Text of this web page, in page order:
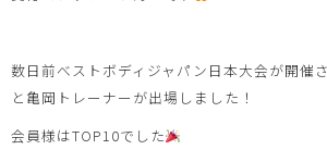
数日前べストボディジャパン日本大会が開催
と亀岡トレーナーが出場しました！
会員様はTOP10でした